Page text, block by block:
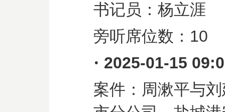
书记员：杨立涯
旁听席位数： 10
· 2025-01-15
案件：周漱平与